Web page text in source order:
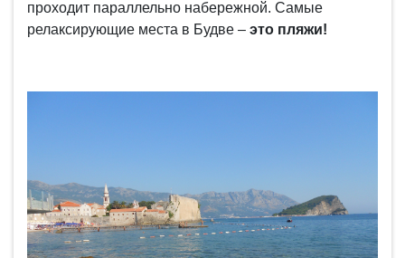
проходит параллельно набережной. Самые
релаксирующие места в Будве – это пляжи!